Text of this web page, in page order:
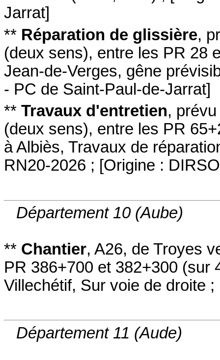
Jarrat]
** Réparation de glissière,
(deux sens), entre les PR 28
Jean-de-Verges, gêne
- PC de Saint-Paul-de-Jarrat]
** Travaux d'entretien,
(deux sens), entre les PR
à Albiès, Travaux de
RN20-2026 ; [Origine :
Département 10 (Aube)
** Chantier, A26, de Troyes
PR 386+700 et 382+300 (sur
Villechétif, Sur voie de droite ;
Département 11 (Aude)